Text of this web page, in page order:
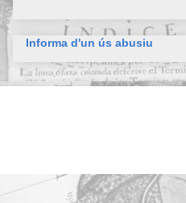
Informa d'un ús abusiu